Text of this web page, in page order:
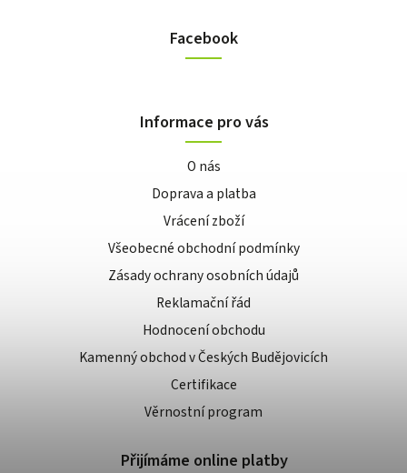
Facebook
Informace pro vás
O nás
Doprava a platba
Vrácení zboží
Všeobecné obchodní podmínky
Zásady ochrany osobních údajů
Reklamační řád
Hodnocení obchodu
Kamenný obchod v Českých Budějovicích
Certifikace
Věrnostní program
Přijímáme online platby